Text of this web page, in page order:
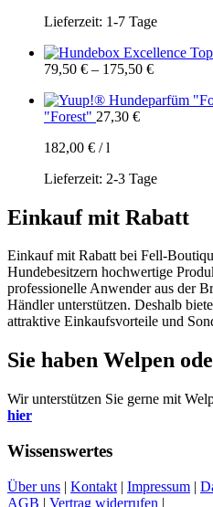
Lieferzeit: 1-7 Tage
79,50 € – 175,50 €
"Forest" 27,30 €
182,00 € /l
Lieferzeit: 2-3 Tage
Einkauf mit Rabatt
Einkauf mit Rabatt bei Fell-
Hundebesitzern hochwertige
professionelle Anwender aus der
Händler unterstützen. Deshalb
attraktive Einkaufsvorteile und
Sie haben Welpen
Wir unterstützen Sie gerne mit
hier
Wissenswertes
Über uns | Kontakt | Impressum |
AGB | Vertrag widerrufen |